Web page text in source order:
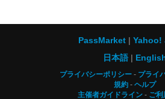
PassMarket
Yahoo!
日本語
プライバシーポリシー
プライ
規約
ヘルプ
主催者ガイドライン
ご利